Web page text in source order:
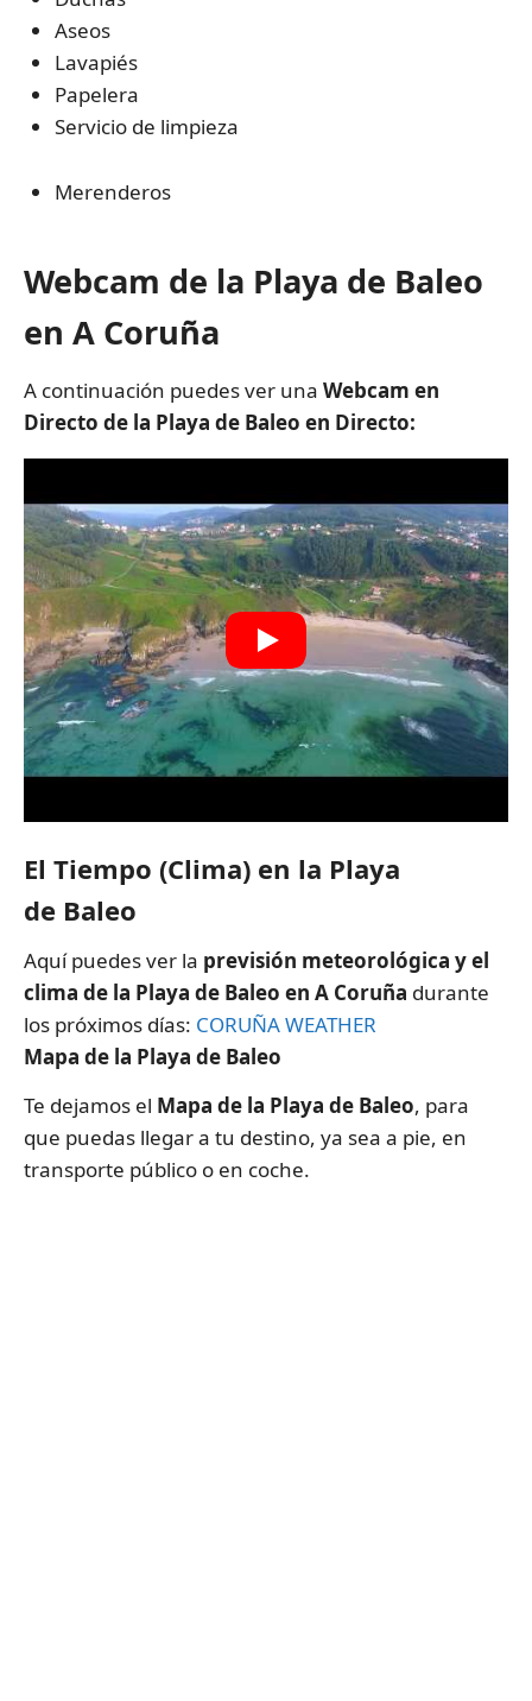
Aseos
Lavapiés
Papelera
Servicio de limpieza
Merenderos
Webcam de la Playa de Baleo
en A Coruña
A continuación puedes ver una Webcam en
Directo de la Playa de Baleo en Directo:
El Tiempo (Clima) en la Playa
de Baleo
Aquí puedes ver la previsión meteorológica y el
clima de la Playa de Baleo en A Coruña durante
los próximos días: CORUÑA WEATHER
Mapa de la Playa de Baleo
Te dejamos el Mapa de la Playa de Baleo, para
que puedas llegar a tu destino, ya sea a pie, en
transporte público o en coche.